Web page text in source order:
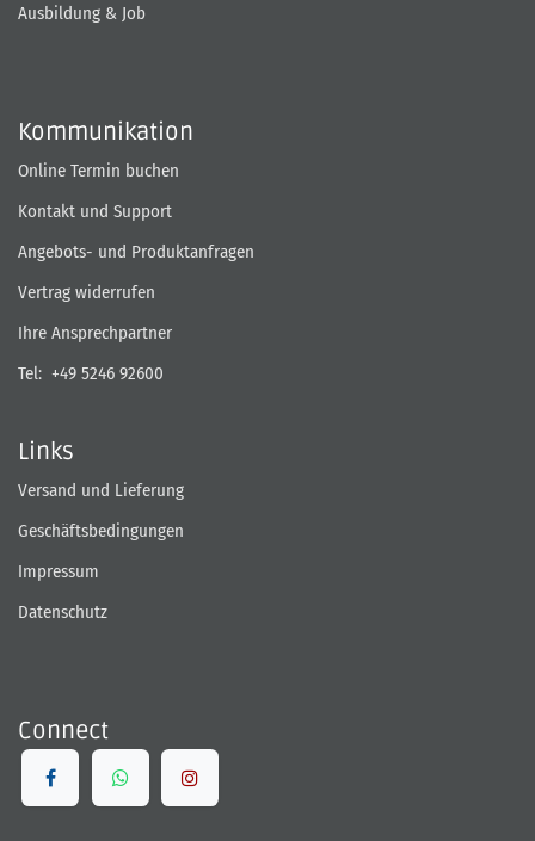
Ausbildung & Job
Kommunikation
Online Termin buchen
Kontakt und Support
Angebots- und Produktanfragen
Vertrag widerrufen
Ihre Ansprechpartner
Tel: +49 5246 92600
Links
Versand und Lieferung
Geschäftsbedingungen
Impressum
Datenschutz
Connect